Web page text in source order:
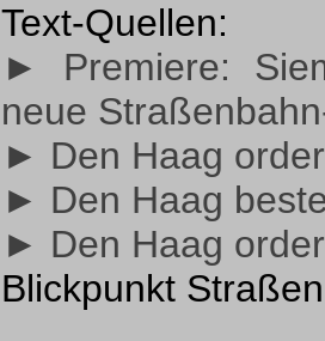
Text-Quellen:
► Premiere:
neue
► Den Haag
► Den Haag
► Den Haag
Blickpunkt